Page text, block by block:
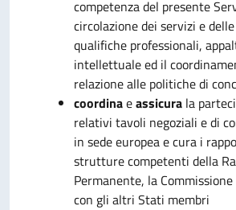
competenza del presente
circolazione dei servizi e
qualifiche professionali,
intellettuale ed il
relazione alle politiche di
coordinaeassicura la
relativi tavoli negoziali e di
in sede europea e cura i
strutture competenti della
Permanente, la
con gli altri Stati membri